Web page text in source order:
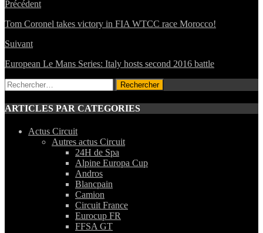
Précédent
Tom Coronel takes victory in FIA WTCC race Morocco!
Suivant
European Le Mans Series: Italy hosts second 2016 battle
Rechercher :
ARTICLES PAR CATEGORIES
Actus Circuit
Autres actus Circuit
24H de Spa
Alpine Europa Cup
Andros
Blancpain
Camion
Circuit France
Eurocup FR
FFSA GT